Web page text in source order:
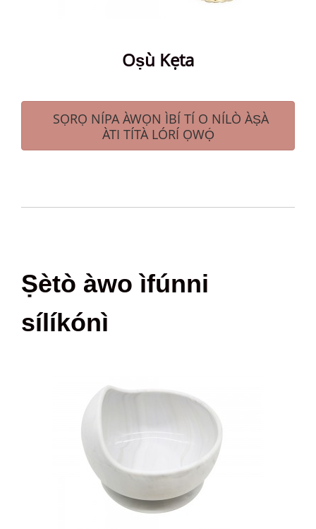
Oṣù Kẹta
SỌRỌ NÍPA ÀWỌN ÌBÍ TÍ O NÍLÒ ÀṢÀ
ÀTI TÍTÀ LÓRÍ ỌWỌ́
Ṣètò àwo ìfúnni
sílíkónì